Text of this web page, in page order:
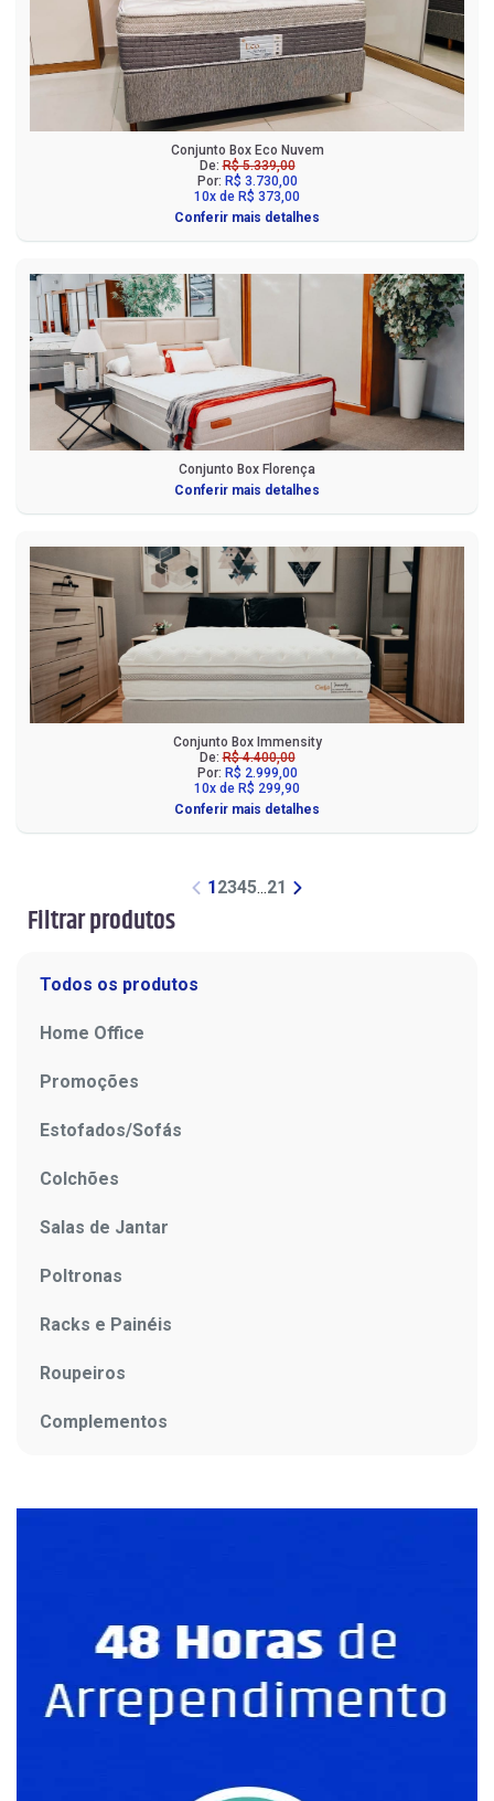
Filtrar produtos
Todos os produtos
Home Office
Promoções
Estofados/Sofás
Colchões
Salas de Jantar
Poltronas
Racks e Painéis
Roupeiros
Complementos
Conjunto Box Eco Nuvem
De:R$ 5.339,00
Por: R$ 3.730,00
10x de R$ 373,00
Conferir mais detalhes
Conjunto Box Florença
Conferir mais detalhes
Conjunto Box Immensity
De:R$ 4.400,00
Por: R$ 2.999,00
10x de R$ 299,90
Conferir mais detalhes
1 2345...21